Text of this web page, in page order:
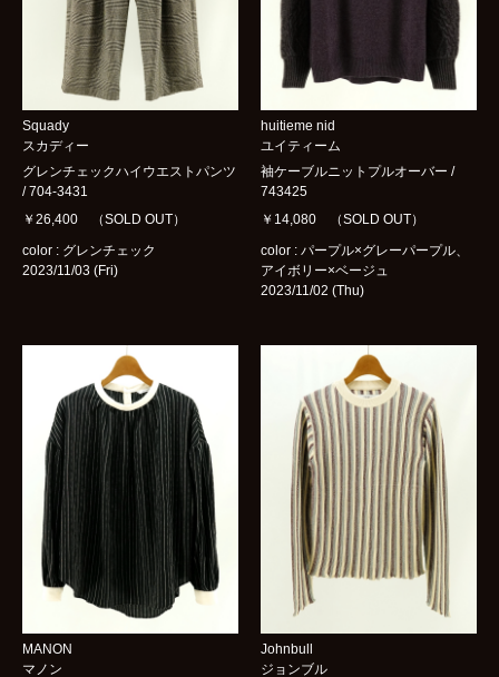
Squady
スカディー
グレンチェックハイウエストパンツ
/ 704-3431
￥26,400 （SOLD OUT）
color : グレンチェック
2023/11/03 (Fri)
huitieme nid
ユイティーム
袖ケーブルニットプルオーバー /
743425
￥14,080 （SOLD OUT）
color : パープル×グレーパープル、
アイボリー×ベージュ
2023/11/02 (Thu)
MANON
マノン
Johnbull
ジョンブル